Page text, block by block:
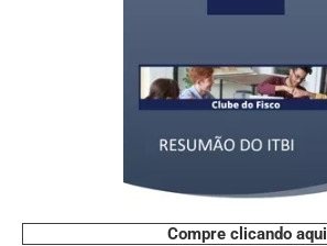
Compre clicando aqui